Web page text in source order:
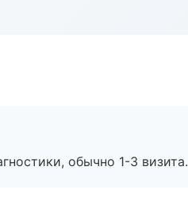
обычно 1-3 визита.